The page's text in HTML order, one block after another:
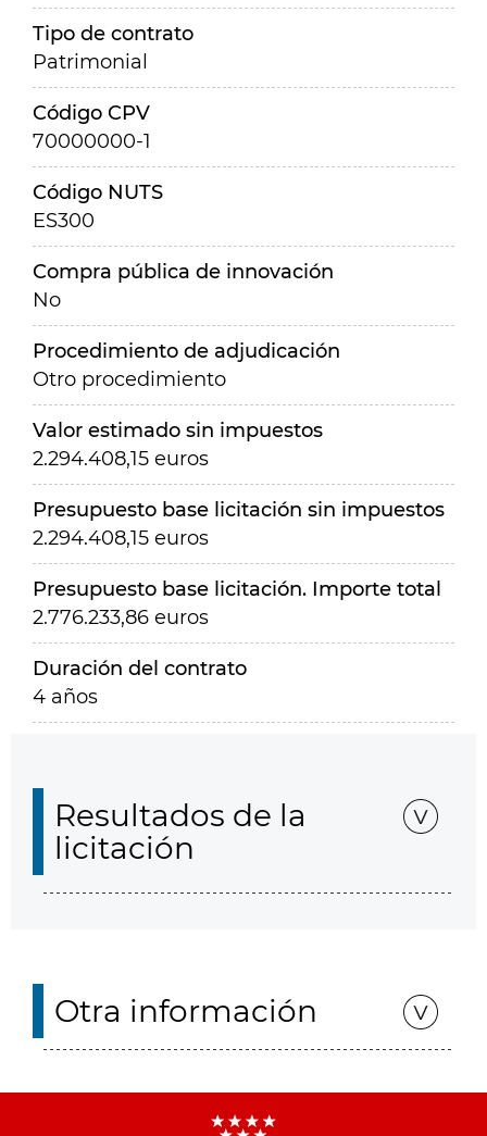
Tipo de contrato
Patrimonial
Código CPV
70000000-1
Código NUTS
ES300
Compra pública de innovación
No
Procedimiento de adjudicación
Otro procedimiento
Valor estimado sin impuestos
2.294.408,15 euros
Presupuesto base licitación sin impuestos
2.294.408,15 euros
Presupuesto base licitación. Importe total
2.776.233,86 euros
Duración del contrato
4 años
Resultados de la
licitación
Otra información